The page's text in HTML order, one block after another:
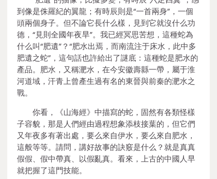
到像是侏羅紀的翼龍；有時辰則是“一首兩身”，一個
頭兩個身子。但不論它長什么樣，見到它就沒什么功
德，“見則全國年夜旱”。我已經冥思苦想，這種蛇為
什么叫“肥遺”？“肥水出焉，而南流注于床水，此中多
肥遺之蛇”，這句話也許給出了謎底：這種蛇是肥水的
產品。肥水，又稱淝水，在今安徽壽縣一帶，屬于淮
河道域，汗青上曾產生過有名的東晉與前秦的淝水之
戰。
你看，《山海經》中描寫的蛇，固然有各類怪樣
子容貌，那是人們經由過程想象添枝接葉的，但它們
又年夜多有著出處，要么來自伊水，要么來自肥水，
這般等等。請問，講好故事的訣竅是什么？就是真真
假假、假中帶真、以假亂真。看來，上古的中國人早
就把握了這門技能。